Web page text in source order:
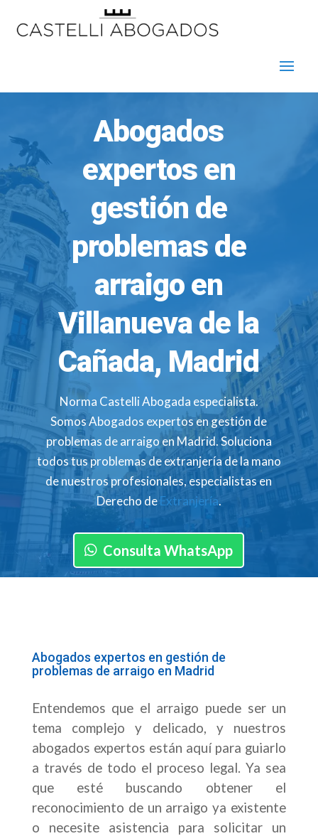
Abogados
expertos en
gestión de
problemas de
arraigo en
Villanueva de la
Cañada, Madrid
Norma Castelli Abogada especialista.
Somos Abogados expertos en gestión de
problemas de arraigo en Madrid. Soluciona
todos tus problemas de extranjería de la mano
de nuestros profesionales, especialistas en
Derecho deExtranjería.
Consulta WhatsApp
Abogados expertos en gestión de
problemas de arraigo en Madrid
Entendemos que el arraigo puede ser un
tema complejo y delicado, y nuestros
abogados expertos están aquí para guiarlo
a través de todo el proceso legal. Ya sea
que esté buscando obtener el
reconocimiento de un arraigo ya existente
o necesite asistencia para solicitar un